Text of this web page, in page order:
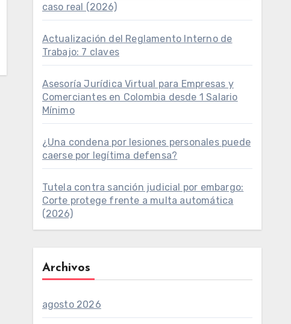
caso real (2026)
Actualización del Reglamento Interno de
Trabajo: 7 claves
Asesoría Jurídica Virtual para Empresas y
Comerciantes en Colombia desde 1 Salario
Mínimo
¿Una condena por lesiones personales puede
caerse por legítima defensa?
Tutela contra sanción judicial por embargo:
Corte protege frente a multa automática
(2026)
Archivos
agosto 2026